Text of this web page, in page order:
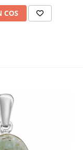
COS